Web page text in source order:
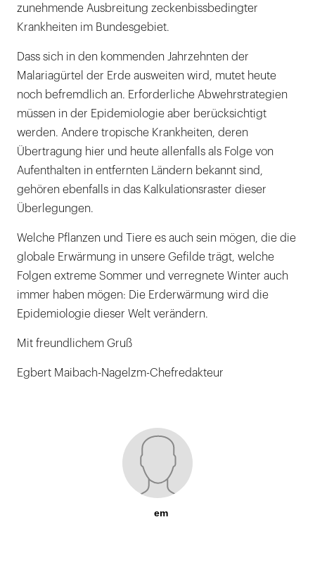
zunehmende Ausbreitung zeckenbissbedingter
Krankheiten im Bundesgebiet.
Dass sich in den kommenden Jahrzehnten der
Malariagürtel der Erde ausweiten wird, mutet heute
noch befremdlich an. Erforderliche Abwehrstrategien
müssen in der Epidemiologie aber berücksichtigt
werden. Andere tropische Krankheiten, deren
Übertragung hier und heute allenfalls als Folge von
Aufenthalten in entfernten Ländern bekannt sind,
gehören ebenfalls in das Kalkulationsraster dieser
Überlegungen.
Welche Pflanzen und Tiere es auch sein mögen, die die
globale Erwärmung in unsere Gefilde trägt, welche
Folgen extreme Sommer und verregnete Winter auch
immer haben mögen: Die Erderwärmung wird die
Epidemiologie dieser Welt verändern.
Mit freundlichem Gruß
Egbert Maibach-Nagelzm-Chefredakteur
em